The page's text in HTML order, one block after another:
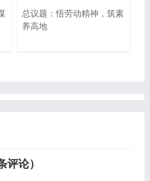
总议题：悟劳动精神，筑素
养高地
评论）